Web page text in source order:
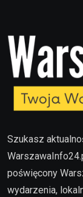
Szukasz
poświęcony
wydarzenia,